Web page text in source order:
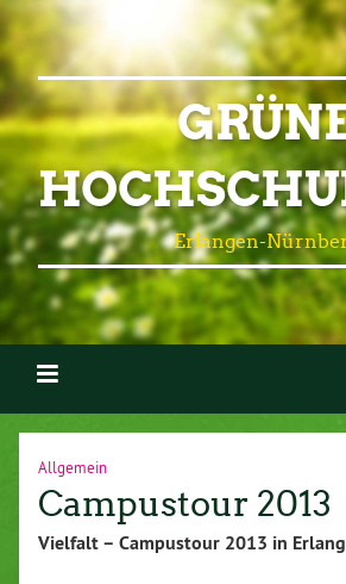
Erlangen-
Allgemein
Campustour 2013
Vielfalt – Campustour 2013 in